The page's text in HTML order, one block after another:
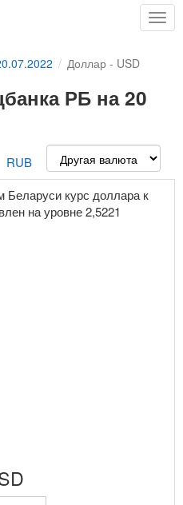
Доллар - USD
РБ на 20
RUB
Беларуси курс доллара к
на уровне 2,5221